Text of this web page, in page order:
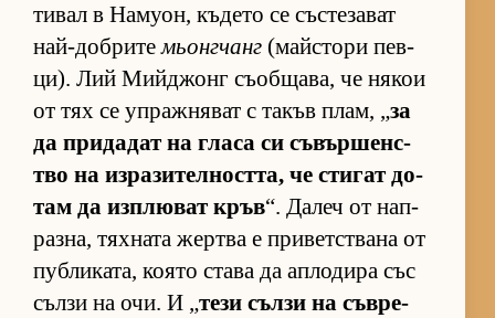
ти­вал в На­му­он, къ­дето се със­те­за­ват
най-доб­ритемьонгчанг (майс­тори пев­
ци). Лий Мий­джонг съ­об­ща­ва, че ня­кои
от тях се уп­раж­ня­ват с та­къв плам, „за
да при­да­дат на гласа си съ­вър­шен­с­
тво на из­ра­зи­тел­ност­та, че сти­гат до­
там да из­п­лю­ват кръв“. Да­леч от нап­
раз­на, тях­ната жер­тва е при­вет­с­твана от
пуб­ли­ка­та, ко­ято става да ап­ло­дира със
сълзи на очи. И „тези сълзи на съв­ре­